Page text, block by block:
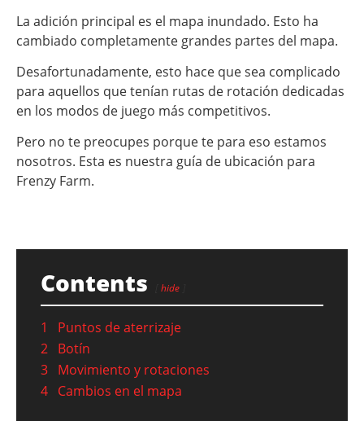
La adición principal es el mapa inundado. Esto ha
cambiado completamente grandes partes del mapa.
Desafortunadamente, esto hace que sea complicado
para aquellos que tenían rutas de rotación dedicadas
en los modos de juego más competitivos.
Pero no te preocupes porque te para eso estamos
nosotros. Esta es nuestra guía de ubicación para
Frenzy Farm.
Contents hide
1
Puntos de aterrizaje
2 Botín
3 Movimiento y rotaciones
4 Cambios en el mapa